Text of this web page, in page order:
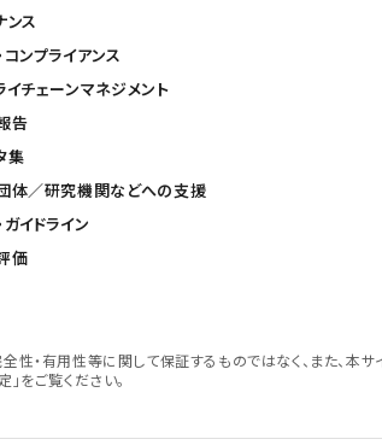
ンス
コンプライアンス
イチェーンマネジメント
告
集
体／研究機関などへの支援
ガイドライン
価
・有用性等に関して保証するものではなく、また、本
をご覧ください。